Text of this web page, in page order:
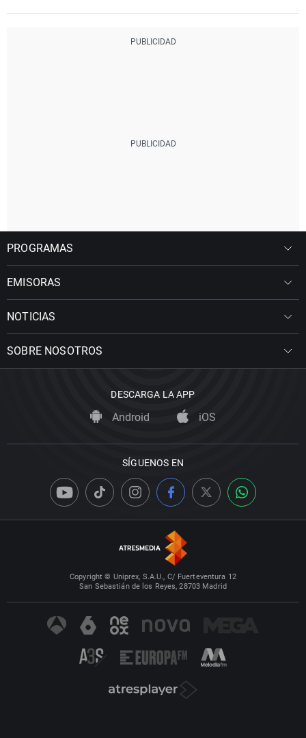
PROGRAMAS
EMISORAS
NOTICIAS
SOBRE NOSOTROS
DESCARGA LA APP
Android iOS
SÍGUENOS EN
Copyright © Uniprex, S.A.U., C/ Fuerteventura 12
San Sebastián de los Reyes, 28703 Madrid